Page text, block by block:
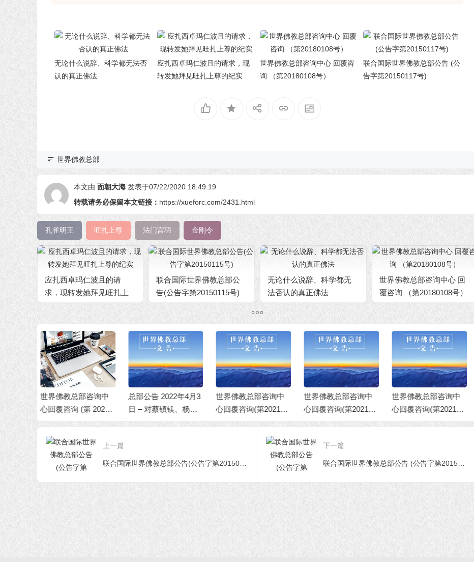
无论什么说辞、科学都无法否
认的真正佛法
应扎西卓玛仁波且的请求，现
转发她拜见旺扎上尊的纪实
世界佛教总部咨询中心 回覆咨
询 （第20180108号）
联合国际世界佛教总部公告 (公
告字第20150117号)
世界佛教总部
本文由 面朝大海 发表于07/22/2020 18:49:19
转载请务必保留本文链接： https://xueforc.com/2431.html
孔雀明王 旺扎上尊 法门宫羽 金刚令
应扎西卓玛仁波且的请
求，现转发她拜见旺扎上
尊的纪实
联合国际世界佛教总部公
告(公告字第20150115号)
无论什么说辞、科学都无
法否认的真正佛法
世界佛教总部咨询中心 回
覆咨询 （第20180108号）
总部公告 2022年4月3
日 – 对蔡镇镁、杨慧
君等人行为不端的处
理决定
世界佛教总部咨询中
心回覆咨询(第202101
03号)
世界佛教总部咨询中
心回覆咨询(第202101
02号)
世界佛教总部咨询中
心回覆咨询(第202101
01号)
世界佛教总部公告
（公告字第20210103
号）佛说八万四千法
上一篇 下一篇